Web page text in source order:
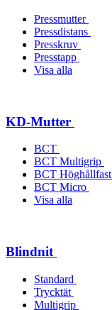
Pressmutter
Pressdistans
Presskruv
Presstapp
Visa alla
KD-Mutter
BCT
BCT Multigrip
BCT Höghållfast
BCT Micro
Visa alla
Blindnit
Standard
Trycktät
Multigrip